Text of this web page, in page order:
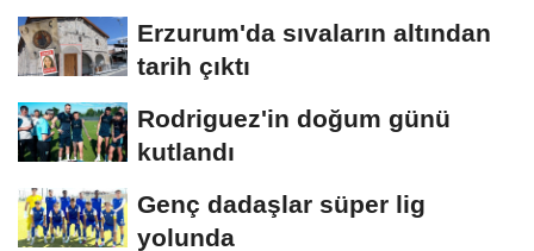
Erzurum'da sıvaların altından
tarih çıktı
Rodriguez'in doğum günü
kutlandı
Genç dadaşlar süper lig
yolunda